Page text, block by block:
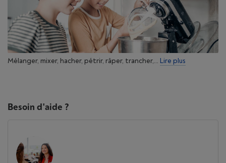
Mélanger, mixer, hacher, pétrir, râper, trancher,... Lire plus
Besoin d'aide ?